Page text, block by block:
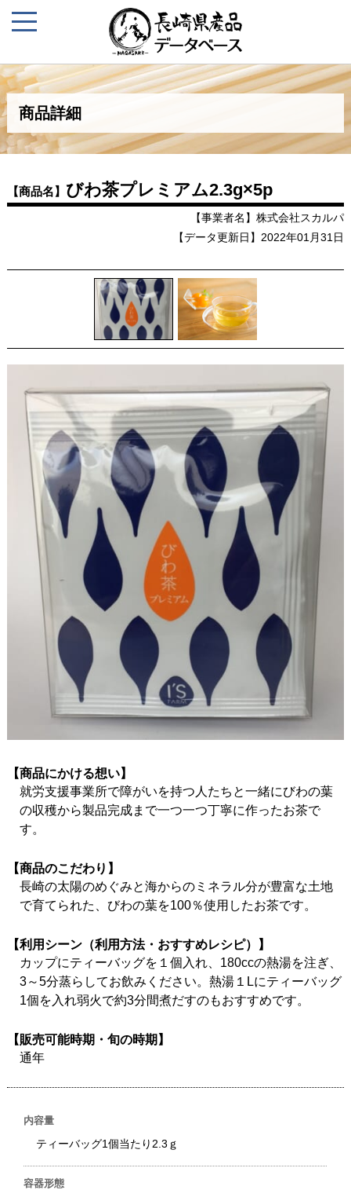
商品詳細
【商品名】 びわ茶プレミアム2.3g×5p
【事業者名】株式会社スカルパ
【データ更新日】2022年01月31日
【商品にかける想い】
就労支援事業所で障がいを持つ人たちと一緒にびわの葉
の収穫から製品完成まで一つ一つ丁寧に作ったお茶で
す。
【商品のこだわり】
長崎の太陽のめぐみと海からのミネラル分が豊富な土地
で育てられた、びわの葉を100％使用したお茶です。
【利用シーン（利用方法・おすすめレシピ）】
カップにティーバッグを１個入れ、180ccの熱湯を注ぎ、
3～5分蒸らしてお飲みください。熱湯１Lにティーバッグ
1個を入れ弱火で約3分間煮だすのもおすすめです。
【販売可能時期・旬の時期】
通年
内容量
ティーバッグ1個当たり2.3ｇ
容器形態